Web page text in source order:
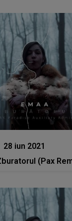
Muzica
28 iun 2021
(Pax